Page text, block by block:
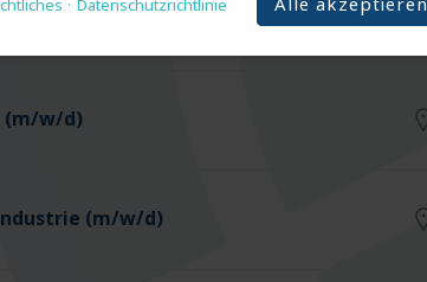
w/d)
(m/w/d)
(m/w/d)